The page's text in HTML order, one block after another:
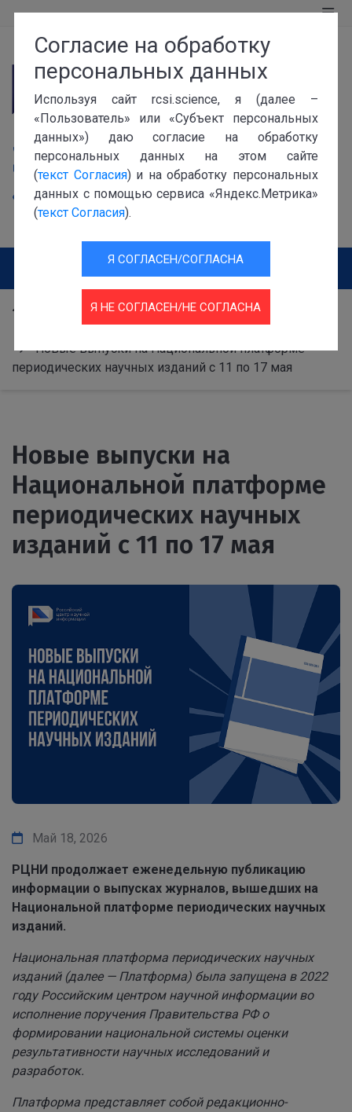
119991, г. Москва, Ленинский проспект, 32а
+7 (499) 941-0115
info@rcsi.science
Версия для слабовидящих
Версия для незрячих
Пресс-центр
Новости
Журнальная платформа
Новые выпуски на Национальной платформе
периодических научных изданий с 11 по 17 мая
Новые выпуски на
Национальной платформе
периодических научных
изданий с 11 по 17 мая
Май 18, 2026
РЦНИ продолжает еженедельную публикацию
информации о выпусках журналов, вышедших на
Национальной платформе периодических научных
изданий.
Национальная платформа периодических научных
изданий (далее — Платформа) была запущена в 2022
году Российским центром научной информации во
исполнение поручения Правительства РФ о
формировании национальной системы оценки
результативности научных исследований и
разработок.
Платформа представляет собой редакционно-
Согласие на обработку
персональных данных
Используя сайт rcsi.science, я (далее –
«Пользователь» или «Субъект персональных
данных») даю согласие на обработку
персональных данных на этом сайте
(текст Согласия) и на обработку персональных
данных с помощью сервиса «Яндекс.Метрика»
(текст Согласия).
Я СОГЛАСЕН/СОГЛАСНА
Я НЕ СОГЛАСЕН/НЕ СОГЛАСНА